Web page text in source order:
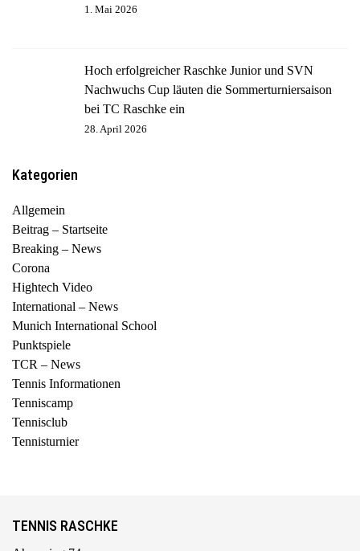
1. Mai 2026
Hoch erfolgreicher Raschke Junior und SVN
Nachwuchs Cup läuten die Sommerturniersaison
bei TC Raschke ein
28. April 2026
Kategorien
Allgemein
Beitrag – Startseite
Breaking – News
Corona
Hightech Video
International – News
Munich International School
Punktspiele
TCR – News
Tennis Informationen
Tenniscamp
Tennisclub
Tennisturnier
TENNIS RASCHKE